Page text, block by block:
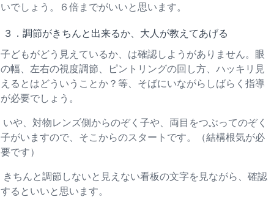
いでしょう。６倍までがいいと思います。
３．調節がきちんと出来るか、大人が教えてあげる
子どもがどう見えているか、は確認しようがありません。眼
の幅、左右の視度調節、ピントリングの回し方、ハッキリ見
えるとはどういうことか？等、そばにいながらしばらく指導
が必要でしょう。
いや、対物レンズ側からのぞく子や、両目をつぶってのぞく
子がいますので、そこからのスタートです。（結構根気が必
要です）
きちんと調節しないと見えない看板の文字を見ながら、確認
するといいと思います。